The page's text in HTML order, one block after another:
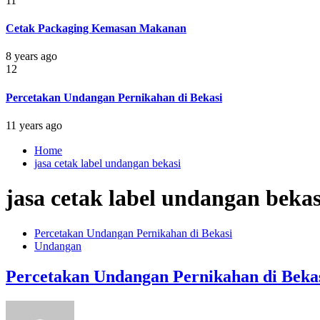
Cetak Packaging Kemasan Makanan
8 years ago
12
Percetakan Undangan Pernikahan di Bekasi
11 years ago
Home
jasa cetak label undangan bekasi
jasa cetak label undangan
Percetakan Undangan Pernikahan di Bekasi
Undangan
Percetakan Undangan Pernikahan di